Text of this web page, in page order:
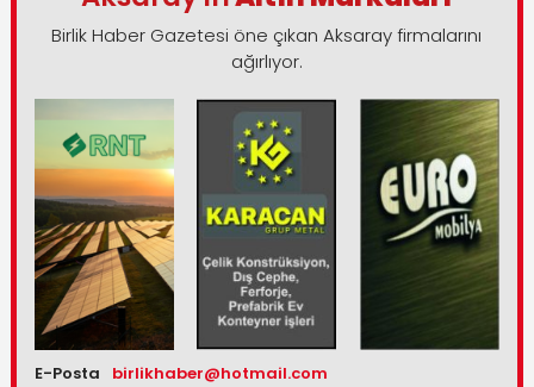
Birlik Haber Gazetesi öne çıkan Aksaray firmalarını
ağırlıyor.
E-Posta birlikhaber@hotmail.com